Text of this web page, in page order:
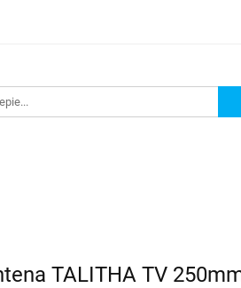
TALITHA TV